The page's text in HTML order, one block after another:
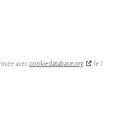
avec cookiedatabase.org
le 7